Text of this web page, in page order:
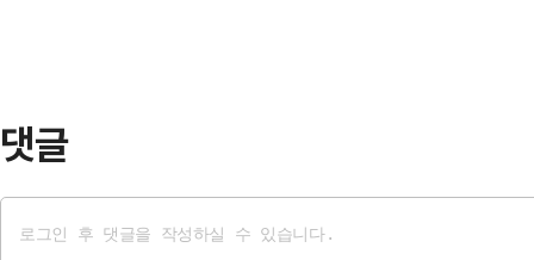
댓글